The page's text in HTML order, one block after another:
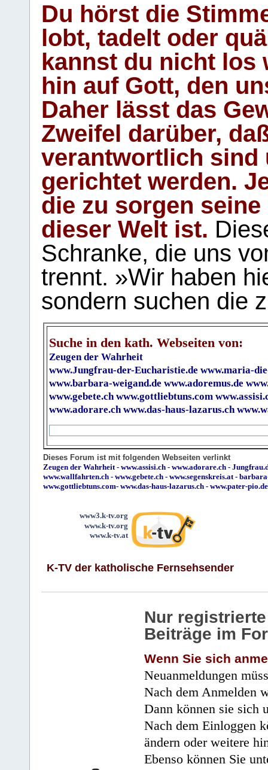
Du hörst die
lobt, tadelt oder
kannst du nicht los
hin auf Gott, den
Daher lässt das
Zweifel darüber,
verantwortlich sind
gerichtet werden.
die zu sorgen
dieser Welt ist.
Schranke, die uns
trennt. »Wir haben
sondern suchen die
Suche in den kath. Webseiten von:
Zeugen der Wahrheit
www.Jungfrau-der-Eucharistie.de www.maria-
www.barbara-weigand.de www.adoremus.de
www.gebete.ch www.gottliebtuns.com
www.adorare.ch www.das-haus-lazarus.ch
Dieses Forum ist mit folgenden Webseiten verlinkt
Zeugen der Wahrheit- www.assisi.ch - www.adorare.ch -
www.wallfahrten.ch - www.gebete.ch - www.segenskreis.at-
www.gottliebtuns.com- www.das-haus-lazarus.ch - www.pater-pio.de
www3.k-tv.org
www.k-tv.org
www.k-tv.at
K-TV der katholische Fernsehsender
Nur
Beiträge im
Wenn Sie sich
Neuanmeldungen
Nach dem Anmelden
Dann können sie sich
Nach dem Einloggen
ändern oder weitere
Ebenso können Sie